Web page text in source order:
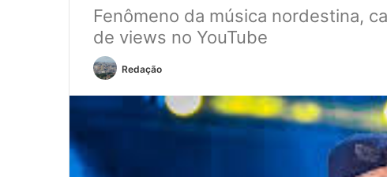
Fenômeno da música nordestina,
de views no YouTube
Redação